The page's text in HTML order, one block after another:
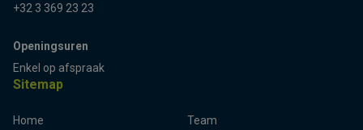
+32 3 369 23 23
Openingsuren
Enkel op afspraak
Sitemap
Home
Team